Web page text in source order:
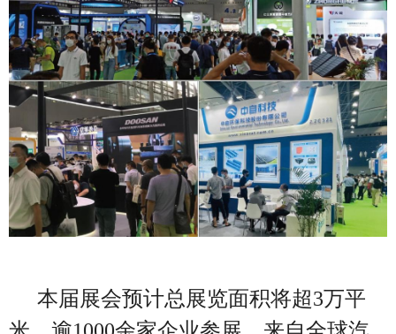
本届展会预计总展览面积将超3万平